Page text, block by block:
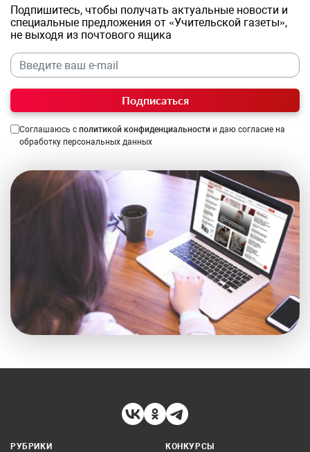
Подпишитесь, чтобы получать актуальные новости и
специальные предложения от «Учительской газеты»,
не выходя из почтового ящика
Подписаться
Соглашаюсь с политикой конфиденциальности и даю согласие на
обработку персональных данных
РУБРИКИ
КОНКУРСЫ